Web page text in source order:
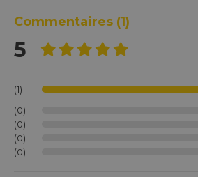
Commentaires (1)
5
(1)
(0)
(0)
(0)
(0)